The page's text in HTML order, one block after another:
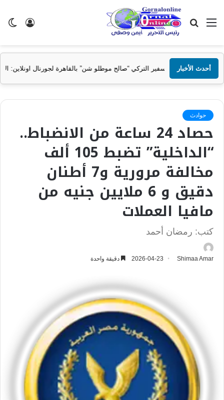
تسجيل
القائمة بحث
عن
أحدث الأخبار
“صالح موطلو شن” بالقاهرة لجورنال اونلاين: الاحتفاء بمحمد صلاح يعبر عن
حوادث
حصاد 24 ساعة من الانضباط..
“الداخلية” تضبط 105 ألف
مخالفة مرورية و7 أطنان
دقيق و 6 ملايين جنيه من
مافيا العملات
كتب: رمضان أحمد
Shimaa Amar
2026-04-23 دقيقة واحدة